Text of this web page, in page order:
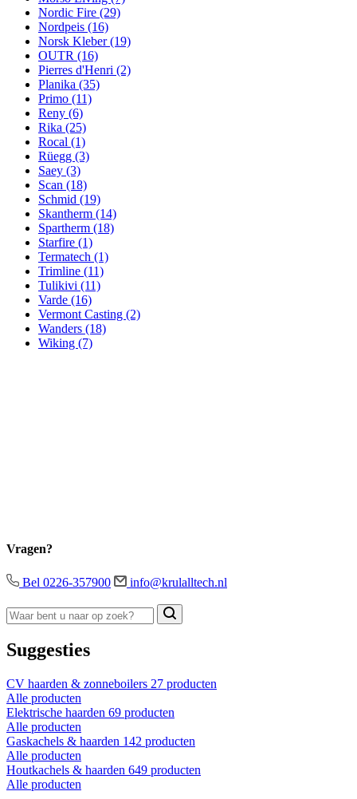
Nordic Fire (29)
Nordpeis (16)
Norsk Kleber(19)
OUTR (16)
Pierres d'Henri (2)
Planika (35)
Primo (11)
Reny (6)
Rika (25)
Rocal (1)
Rüegg (3)
Saey (3)
Scan (18)
Schmid (19)
Skantherm (14)
Spartherm (18)
Starfire (1)
Termatech (1)
Trimline (11)
Tulikivi (11)
Varde (16)
Vermont Casting (2)
Wanders (18)
Wiking (7)
Vragen?
Bel 0226-357900 info@krulalltech.nl
Suggesties
CV haarden & zonneboilers 27 producten
Alle producten
Elektrische haarden 69 producten
Alle producten
Gaskachels & haarden 142 producten
Alle producten
Houtkachels & haarden 649 producten
Alle producten